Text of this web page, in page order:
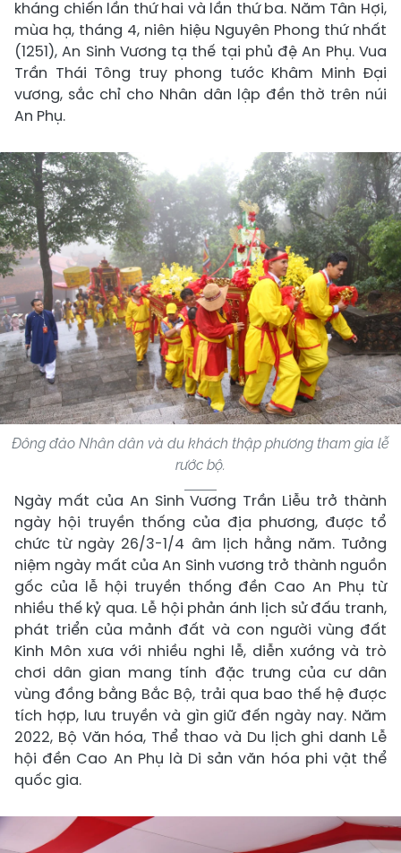
kháng chiến lần thứ hai và lần thứ ba. Năm Tân Hợi,
mùa hạ, tháng 4, niên hiệu Nguyên Phong thứ nhất
(1251), An Sinh Vương tạ thế tại phủ đệ An Phụ. Vua
Trần Thái Tông truy phong tước Khâm Minh Đại
vương, sắc chỉ cho Nhân dân lập đền thờ trên núi
An Phụ.
Đông đảo Nhân dân và du khách thập phương tham gia lễ
rước bộ.
Ngày mất của An Sinh Vương Trần Liễu trở thành
ngày hội truyền thống của địa phương, được tổ
chức từ ngày 26/3-1/4 âm lịch hằng năm. Tưởng
niệm ngày mất của An Sinh vương trở thành nguồn
gốc của lễ hội truyền thống đền Cao An Phụ từ
nhiều thế kỷ qua. Lễ hội phản ánh lịch sử đấu tranh,
phát triển của mảnh đất và con người vùng đất
Kinh Môn xưa với nhiều nghi lễ, diễn xướng và trò
chơi dân gian mang tính đặc trưng của cư dân
vùng đồng bằng Bắc Bộ, trải qua bao thế hệ được
tích hợp, lưu truyền và gìn giữ đến ngày nay. Năm
2022, Bộ Văn hóa, Thể thao và Du lịch ghi danh Lễ
hội đền Cao An Phụ là Di sản văn hóa phi vật thể
quốc gia.